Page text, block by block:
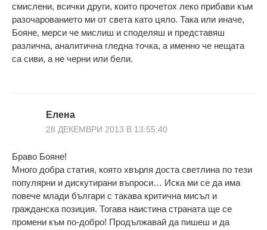
смислени, всички други, които прочетох леко прибави към
разочарованието ми от света като цяло. Така или иначе,
Бояне, мерси че мислиш и споделяш и представяш
различна, аналитична гледна точка, а именно че нещата
са сиви, а не черни или бели.
Елена
28 ДЕКЕМВРИ 2013 В 13:55:40
Браво Бояне!
Много добра статия, която хвърля доста светлина по тези
популярни и дискутирани въпроси… Иска ми се да има
повече млади българи с такава критична мисъл и
гражданска позиция. Тогава наистина страната ще се
промени към по-добро! Продължавай да пишеш и да